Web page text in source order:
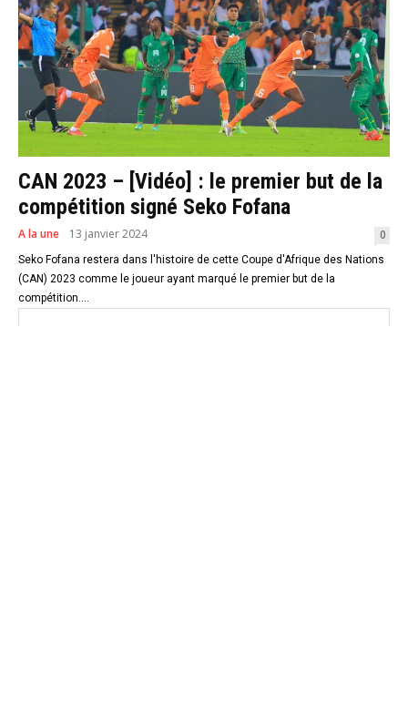
CAN 2023 – [Vidéo] : le premier but de la
compétition signé Seko Fofana
A la une 13 janvier 2024 0
Seko Fofana restera dans l'histoire de cette Coupe d'Afrique des Nations
(CAN) 2023 comme le joueur ayant marqué le premier but de la
compétition....